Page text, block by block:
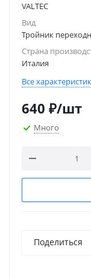
VALTEC
Вид
Тройник
Страна
Италия
Все
640 ₽/шт
Много
Поделиться